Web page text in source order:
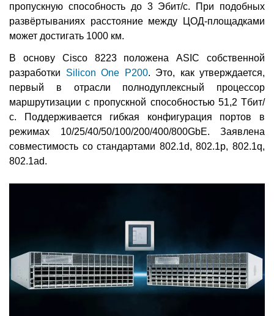
пропускную способность до 3 Эбит/с. При подобных
развёртываниях расстояние между ЦОД-площадками
может достигать 1000 км.
В основу Cisco 8223 положена ASIC собственной
разработки Silicon One P200. Это, как утверждается,
первый в отрасли полнодуплексный процессор
маршрутизации с пропускной способностью 51,2 Тбит/
с. Поддерживается гибкая конфигурация портов в
режимах 10/25/40/50/100/200/400/800GbE. Заявлена
совместимость со стандартами 802.1d, 802.1p, 802.1q,
802.1ad.